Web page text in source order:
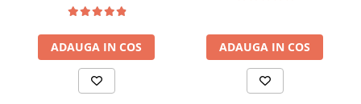
ADAUGA IN COS ADAUGA IN COS